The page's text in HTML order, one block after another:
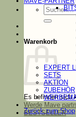
Suchen
nach:
Warenkorb
Es befinden sich
Zurück zum Shop
EXPERT
SETS
AKTION
ZUBEHÖR
Werde Mave
BESTSELLER